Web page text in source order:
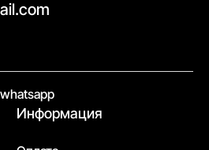
whatsapp
Информация